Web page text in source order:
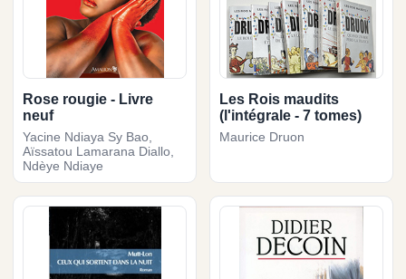
Rose rougie - Livre
neuf
Yacine Ndiaya Sy Bao,
Aïssatou Lamarana Diallo,
Ndèye Ndiaye
Les Rois maudits
(l'intégrale - 7 tomes)
Maurice Druon